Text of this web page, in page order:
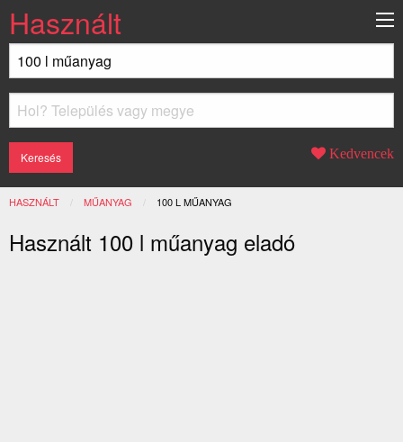
Használt
Kedvencek
HASZNÁLT MŰANYAG JELENLEGI:
100 L MŰANYAG
Használt 100 l műanyag eladó